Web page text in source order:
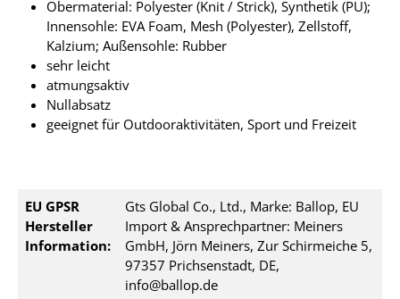
Obermaterial: Polyester (Knit / Strick), Synthetik (PU);
Innensohle: EVA Foam, Mesh (Polyester), Zellstoff,
Kalzium; Außensohle: Rubber
sehr leicht
atmungsaktiv
Nullabsatz
geeignet für Outdooraktivitäten, Sport und Freizeit
EU GPSR
Hersteller
Information:
Gts Global Co., Ltd., Marke: Ballop, EU
Import & Ansprechpartner: Meiners
GmbH, Jörn Meiners, Zur Schirmeiche 5,
97357 Prichsenstadt, DE,
info@ballop.de